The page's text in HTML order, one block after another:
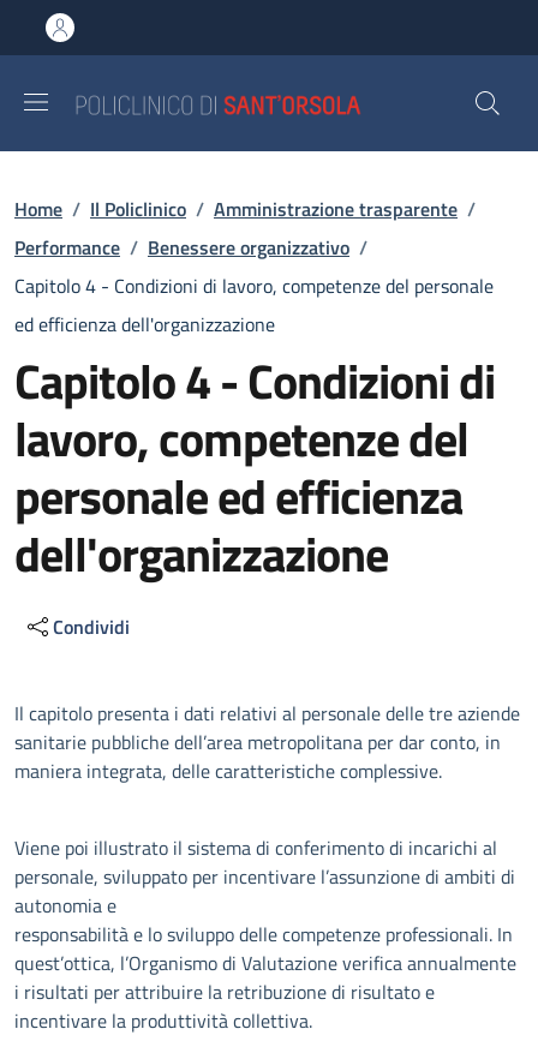
al contenuto principale
to footer content
Briciole di pane
Home / Il Policlinico / Amministrazione trasparente /
Performance / Benessere organizzativo /
Capitolo 4 - Condizioni di lavoro, competenze del personale
ed efficienza dell'organizzazione
Capitolo 4 - Condizioni di
lavoro, competenze del
personale ed efficienza
dell'organizzazione
Condividi
Descrizione
Il capitolo presenta i dati relativi al personale delle tre aziende
sanitarie pubbliche dell’area metropolitana per dar conto, in
maniera integrata, delle caratteristiche complessive.
Viene poi illustrato il sistema di conferimento di incarichi al
personale, sviluppato per incentivare l’assunzione di ambiti di
autonomia e
responsabilità e lo sviluppo delle competenze professionali. In
quest’ottica, l’Organismo di Valutazione verifica annualmente
i risultati per attribuire la retribuzione di risultato e
incentivare la produttività collettiva.